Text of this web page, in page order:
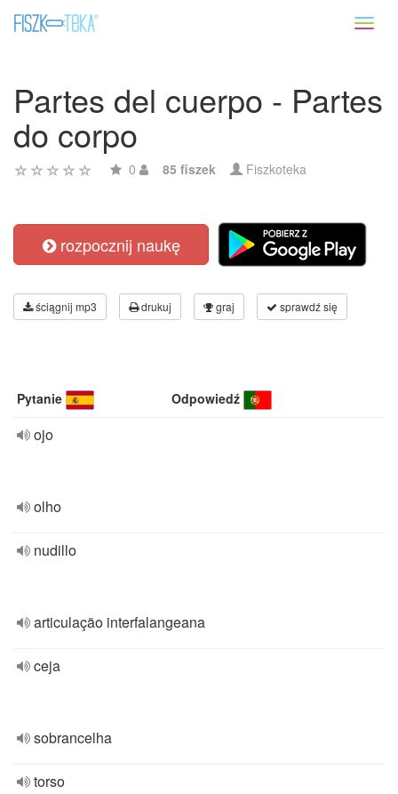
Partes del cuerpo - Partes
do corpo
0 85 fiszek Fiszkoteka
rozpocznij naukę
ściągnij mp3 drukuj graj sprawdź się
Pytanie Odpowiedź
ojo
olho
nudillo
articulação interfalangeana
ceja
sobrancelha
torso